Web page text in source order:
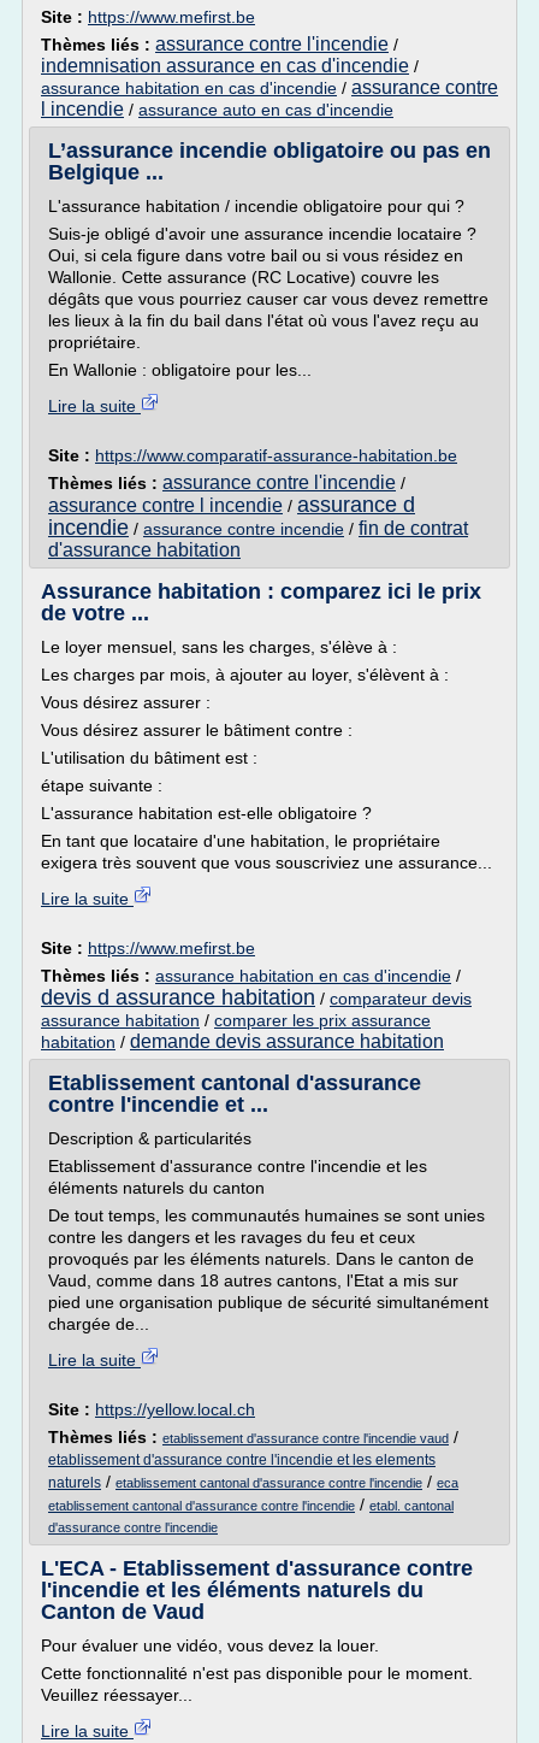
Site : https://www.mefirst.be
Thèmes liés : assurance contre l'incendie /
indemnisation assurance en cas d'incendie /
assurance habitation en cas d'incendie / assurance contre
l incendie / assurance auto en cas d'incendie
L’assurance incendie obligatoire ou pas en
Belgique ...
L'assurance habitation / incendie obligatoire pour qui ?
Suis-je obligé d'avoir une assurance incendie locataire ?
Oui, si cela figure dans votre bail ou si vous résidez en
Wallonie. Cette assurance (RC Locative) couvre les
dégâts que vous pourriez causer car vous devez remettre
les lieux à la fin du bail dans l'état où vous l'avez reçu au
propriétaire.
En Wallonie : obligatoire pour les...
Lire la suite
Site : https://www.comparatif-assurance-habitation.be
Thèmes liés : assurance contre l'incendie /
assurance contre l incendie / assurance d
incendie / assurance contre incendie / fin de contrat
d'assurance habitation
Assurance habitation : comparez ici le prix
de votre ...
Le loyer mensuel, sans les charges, s'élève à :
Les charges par mois, à ajouter au loyer, s'élèvent à :
Vous désirez assurer :
Vous désirez assurer le bâtiment contre :
L'utilisation du bâtiment est :
étape suivante :
L'assurance habitation est-elle obligatoire ?
En tant que locataire d'une habitation, le propriétaire
exigera très souvent que vous souscriviez une assurance...
Lire la suite
Site : https://www.mefirst.be
Thèmes liés : assurance habitation en cas d'incendie /
devis d assurance habitation / comparateur devis
assurance habitation / comparer les prix assurance
habitation / demande devis assurance habitation
Etablissement cantonal d'assurance
contre l'incendie et ...
Description & particularités
Etablissement d'assurance contre l'incendie et les
éléments naturels du canton
De tout temps, les communautés humaines se sont unies
contre les dangers et les ravages du feu et ceux
provoqués par les éléments naturels. Dans le canton de
Vaud, comme dans 18 autres cantons, l'Etat a mis sur
pied une organisation publique de sécurité simultanément
chargée de...
Lire la suite
Site : https://yellow.local.ch
Thèmes liés : etablissement d'assurance contre l'incendie vaud /
etablissement d'assurance contre l'incendie et les elements
naturels / etablissement cantonal d'assurance contre l'incendie / eca
etablissement cantonal d'assurance contre l'incendie / etabl. cantonal
d'assurance contre l'incendie
L'ECA - Etablissement d'assurance contre
l'incendie et les éléments naturels du
Canton de Vaud
Pour évaluer une vidéo, vous devez la louer.
Cette fonctionnalité n'est pas disponible pour le moment.
Veuillez réessayer...
Lire la suite